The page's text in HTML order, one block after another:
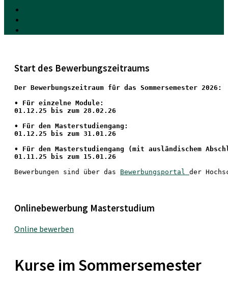
Start des Bewerbungszeitraums
Der Bewerbungszeitraum für das Sommersemester 2026:
• Für einzelne Module:
01.12.25 bis zum 28.02.26
• Für den Masterstudiengang:
01.12.25 bis zum 31.01.26
• Für den Masterstudiengang (mit ausländischem
01.11.25 bis zum 15.01.26
Bewerbungen sind über das Bewerbungsportal der
Onlinebewerbung Masterstudium
Online bewerben
Kurse im Sommersemester